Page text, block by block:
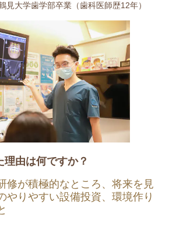
大学歯学部卒業（歯科医師歴12年）
理由は何ですか？
修が積極的なところ、将来を見
やりやすい設備投資、環境作り